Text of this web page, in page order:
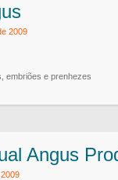
2009
embriões e prenhezes
Angus